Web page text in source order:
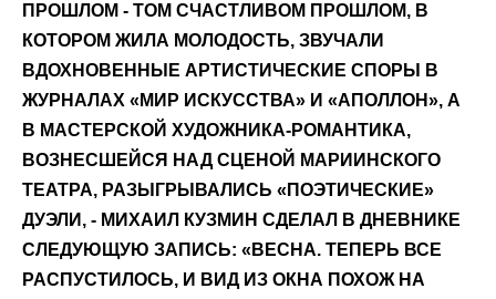
ПРОШЛОМ - ТОМ СЧАСТЛИВОМ ПРОШЛОМ, В
КОТОРОМ ЖИЛА МОЛОДОСТЬ, ЗВУЧАЛИ
ВДОХНОВЕННЫЕ АРТИСТИЧЕСКИЕ СПОРЫ В
ЖУРНАЛАХ «МИР ИСКУССТВА» И «АПОЛЛОН», А
В МАСТЕРСКОЙ ХУДОЖНИКА-РОМАНТИКА,
ВОЗНЕСШЕЙСЯ НАД СЦЕНОЙ МАРИИНСКОГО
ТЕАТРА, РАЗЫГРЫВАЛИСЬ «ПОЭТИЧЕСКИЕ»
ДУЭЛИ, - МИХАИЛ КУЗМИН СДЕЛАЛ В ДНЕВНИКЕ
СЛЕДУЮЩУЮ ЗАПИСЬ: «ВЕСНА. ТЕПЕРЬ ВСЕ
РАСПУСТИЛОСЬ, И ВИД ИЗ ОКНА ПОХОЖ НА